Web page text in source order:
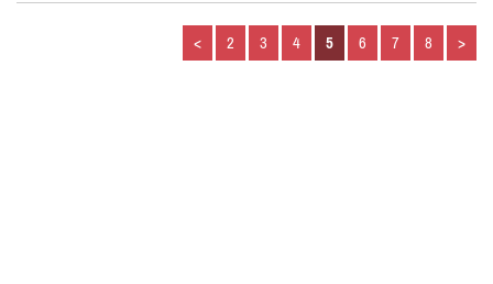
< 2 3 4 5 6 7 8 >